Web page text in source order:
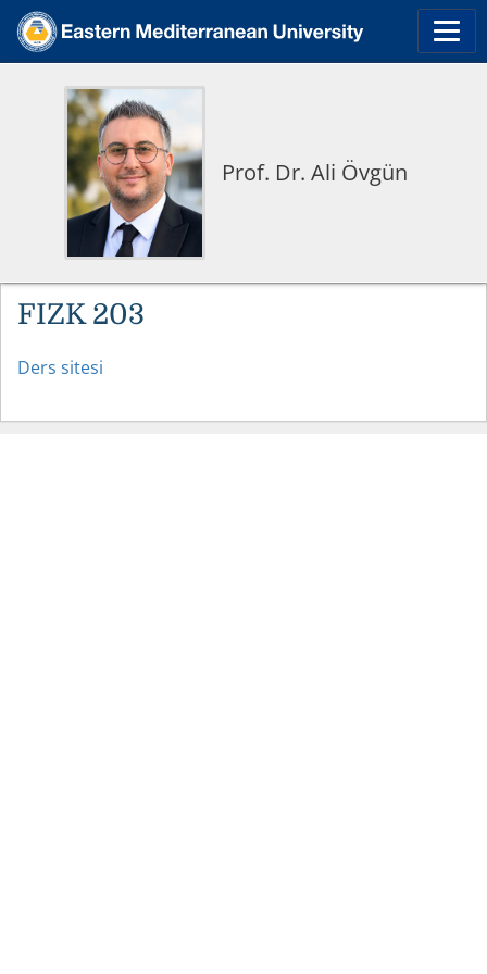
Prof. Dr. Ali Övgün
FIZK 203
Ders sitesi